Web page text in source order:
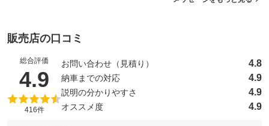
販売店の口コミ
総合評価
4.9 （5点満点中）
416件
お問い合わせ（見積り） 4.8
納車までの対応 4.9
説明の分かりやすさ 4.9
オススメ度 4.9